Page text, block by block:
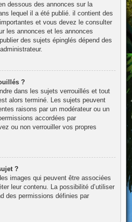
dessous des annonces sur la
lequel il a été publié. il contient des
et vous devez le consulter
les annonces et les annonces
des sujets épinglés dépend des
?
dans les sujets verrouillés et tout
alors terminé. Les sujets peuvent
raisons par un modérateur ou un
accordées par
ou non verrouiller vos propres
?
images qui peuvent être associées
leur contenu. La possibilité d’utiliser
des permissions définies par